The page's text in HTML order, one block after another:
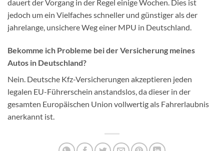
dauert der Vorgang in der Regel einige Wochen. Dies ist
jedoch um ein Vielfaches schneller und günstiger als der
jahrelange, unsichere Weg einer MPU in Deutschland.
Bekomme ich Probleme bei der Versicherung meines
Autos in Deutschland?
Nein. Deutsche Kfz-Versicherungen akzeptieren jeden
legalen EU-Führerschein anstandslos, da dieser in der
gesamten Europäischen Union vollwertig als Fahrerlaubnis
anerkannt ist.